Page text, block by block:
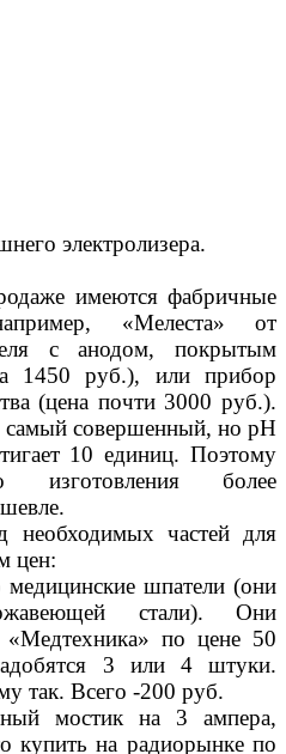
электролизера.
имеются фабричные
«Мелеста» от
с анодом, покрытым
1450 руб.), или прибор
(цена почти 3000 руб.).
самый совершенный, но рН
10 единиц. Поэтому
изготовления более
необходимых частей для
цен:
шпатели (они
стали). Они
«Медтехника» по цене 50
3 или 4 штуки.
так. Всего -200 руб.
мостик на 3 ампера,
купить на радиорынке по